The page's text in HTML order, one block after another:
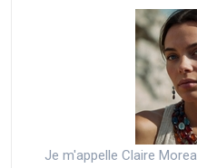
Je m'appelle Claire